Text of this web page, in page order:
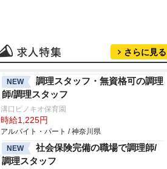
さらに見る
NEW
調理スタッフ・無資格可の調理
師/調理スタッフ
溝口ピノキオ保育園
時給1,225円
アルバイト・パート / 神奈川県
NEW
社会保険完備の職場で調理師/
調理スタッフ